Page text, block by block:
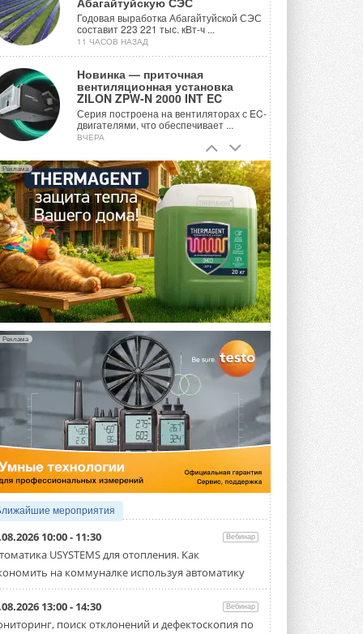
Годовая выработка Абагайтуйской СЭС
составит 223 221 тыс. кВт-ч ...
11 ЧАСОВ НАЗАД
Новинка — приточная
вентиляционная установка
ZILON ZPW-N 2000 INT EC
Серия построена на вентиляторах с EC-
двигателями, что обеспечивает ...
ВЧЕРА
Учёные ЮУрГУ создали
каскадную установку,
объединяющую солнечную и
геотермальную энергию
Природосберегающие технологии ...
ВЧЕРА
Для Арктики создали
технологию защиты
ветрогенераторов от аварий
Разработка учитывает влияние
мерзлоты, обледенения и снеговых ...
ВЧЕРА
Гибридный тепловой насос PV/T
с одним общим испарителем
Исследователи предложили
конструкцию двухисточникового ...
5 АВГУСТА 2026
21-й ежегодный форум
«ЦОД-2026»
Мероприятие пройдет 2-3 сентября в
отеле Radisson Slavyanskaya. Форум
посетит более двух тысяч участников ...
5 АВГУСТА 2026
Китайская Shenling представила
линейку тепловых насосов
«воздух-вода» на R290
Серия ThermaX R290 All-In-One
включает три модели ...
Реклама
Реклама
мероприятия
10:00 - 11:30 Вебинар
USYSTEMS для отопления. Как
на коммуналке используя автоматику
13:00 - 14:30 Вебинар
поиск отклонений и дефектоскопия по